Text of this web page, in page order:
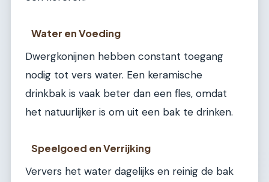
Water en Voeding
Dwergkonijnen hebben constant toegang
nodig tot vers water. Een keramische
drinkbak is vaak beter dan een fles, omdat
het natuurlijker is om uit een bak te drinken.
Speelgoed en Verrijking
Ververs het water dagelijks en reinig de bak